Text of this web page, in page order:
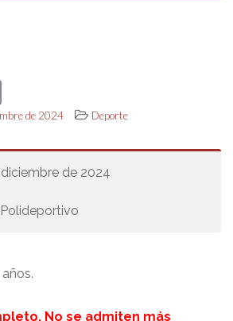
de 2024 Deporte
de 2024
No se admiten más